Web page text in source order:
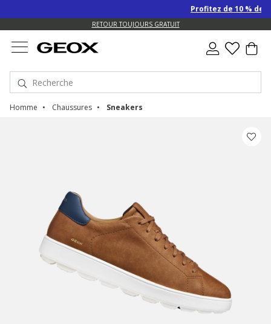
Profitez de 10 % de remise
RETOUR TOUJOURS GRATUIT
Homme Chaussures Sneakers